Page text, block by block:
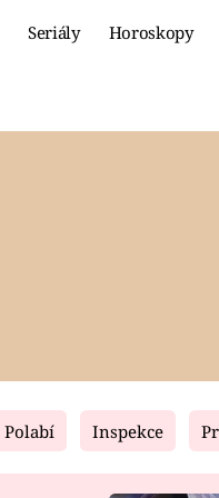
Seriály Horoskopy
Polabí Inspekce